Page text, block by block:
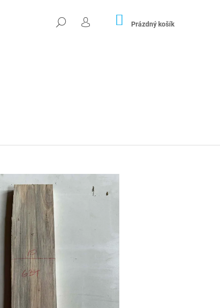
HLEDAT
PŘIHLÁŠENÍ
NÁKUPNÍ
KOŠÍK
Prázdný košík
CM)